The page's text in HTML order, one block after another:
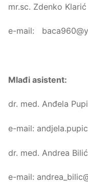
mr.sc. Zdenko Klarić
e-mail:
Mlađi asistent:
dr. med. Anđela
e-mail:
dr. med. Andrea Bilić
e-mail: